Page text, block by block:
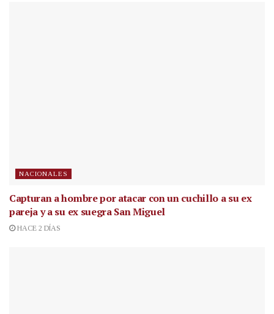
NACIONALES
Capturan a hombre por atacar con un cuchillo a su ex
pareja y a su ex suegra San Miguel
HACE 2 DÍAS